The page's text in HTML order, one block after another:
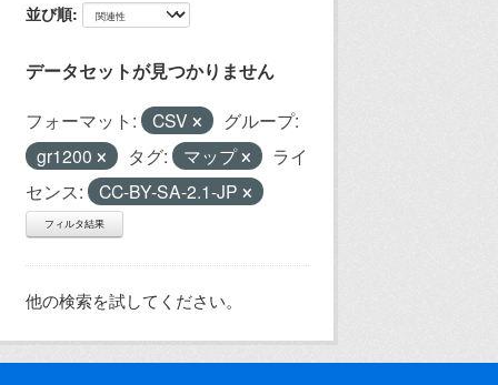
並び順
データセットが見つかりません
フォーマット: CSV
グループ:
gr1200
タグ: マップ
ライ
センス:
CC-BY-SA-2.1-JP
フィルタ結果
他の検索を試してください。